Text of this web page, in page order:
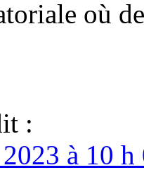
où
:
à 10